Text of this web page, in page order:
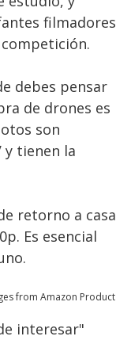
filmadores
debes pensar
de drones es
son
y tienen la
retorno a casa
Es esencial
from Amazon Product
interesar"